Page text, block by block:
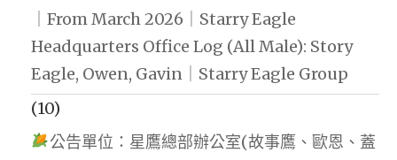
｜From March 2026｜Starry Eagle
Headquarters Office Log (All Male): Story
Eagle, Owen, Gavin｜Starry Eagle Group
(10)
公告單位：星鷹總部辦公室(故事鷹、歐恩、蓋